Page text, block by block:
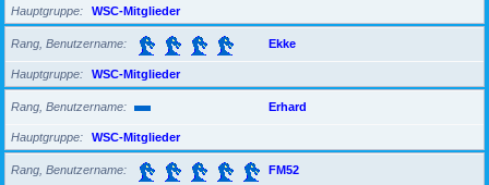
Hauptgruppe WSC-Mitglieder
Rang, Benutzername Ekke
Hauptgruppe WSC-Mitglieder
Rang, Benutzername Erhard
Hauptgruppe WSC-Mitglieder
Rang, Benutzername FM52